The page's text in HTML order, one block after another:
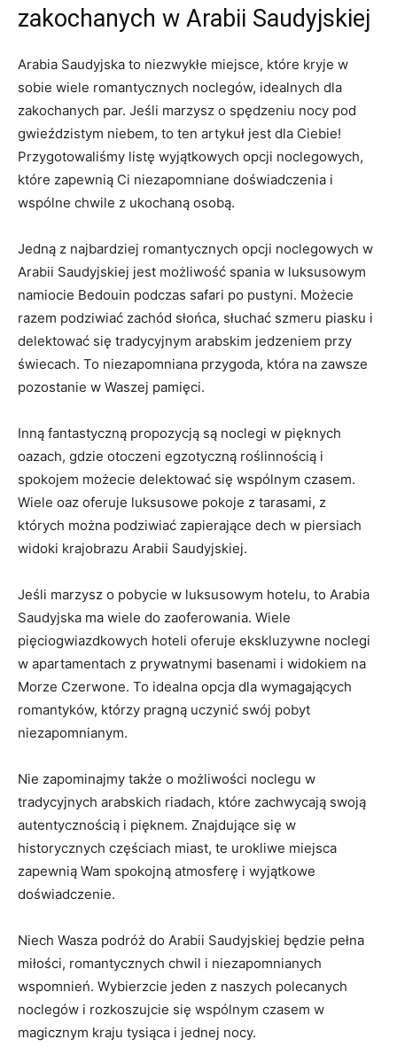
zakochanych w Arabii Saudyjskiej
Arabia Saudyjska to niezwykłe miejsce,‌ które kryje w
sobie wiele romantycznych noclegów, idealnych dla
zakochanych par. Jeśli marzysz o spędzeniu nocy pod
gwieździstym niebem, to ten artykuł jest dla Ciebie!
Przygotowaliśmy​ listę wyjątkowych opcji noclegowych,⁣
które zapewnią Ci niezapomniane ⁢doświadczenia i
wspólne chwile⁣ z ‌ukochaną osobą.
Jedną z najbardziej romantycznych opcji‍ noclegowych w
Arabii Saudyjskiej jest ‌możliwość spania⁢ w⁣ luksusowym
namiocie Bedouin podczas safari ⁣po pustyni. Możecie
razem ⁤podziwiać zachód słońca, słuchać szmeru piasku i
delektować się tradycyjnym arabskim jedzeniem przy
świecach. ‌To niezapomniana przygoda, która na zawsze
pozostanie ⁣w Waszej pamięci.
Inną ⁤fantastyczną propozycją⁣ są ⁣noclegi w pięknych
oazach, gdzie otoczeni‌ egzotyczną roślinnością i ​
spokojem ⁢możecie delektować się wspólnym czasem.
‍Wiele oaz oferuje luksusowe pokoje z ⁤tarasami, z
których⁣ można podziwiać zapierające dech w piersiach
widoki ⁢krajobrazu Arabii Saudyjskiej.
Jeśli marzysz o pobycie w luksusowym hotelu, to Arabia
Saudyjska ma wiele do zaoferowania. Wiele
‍pięciogwiazdkowych⁤ hoteli oferuje ekskluzywne noclegi
‍w ‍apartamentach z prywatnymi basenami i widokiem na
Morze Czerwone. To idealna opcja dla wymagających
romantyków,‍ którzy pragną uczynić swój pobyt
niezapomnianym.
Nie ⁢zapominajmy‌ także o ⁤możliwości noclegu w
tradycyjnych arabskich riadach, które zachwycają swoją
autentycznością i pięknem. Znajdujące się w
historycznych częściach miast, te urokliwe miejsca
zapewnią Wam⁣ spokojną atmosferę i wyjątkowe
doświadczenie.
Niech Wasza podróż do Arabii Saudyjskiej będzie pełna
miłości,‌ romantycznych chwil‌ i niezapomnianych
wspomnień. Wybierzcie⁣ jeden z naszych polecanych
noclegów i rozkoszujcie się‌ wspólnym czasem w
magicznym kraju tysiąca i jednej nocy.